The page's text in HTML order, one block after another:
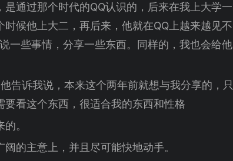
通过那个时代的QQ认识的，后来在我上大学一
候他上大二，再后来，他就在QQ上越来越见不
一些事情，分享一些东西。同样的，我也会给他
告诉我说，本来这个两年前就想与我分享的，只
看这个东西，很适合我的东西和性格
。
的主意上，并且尽可能快地动手。